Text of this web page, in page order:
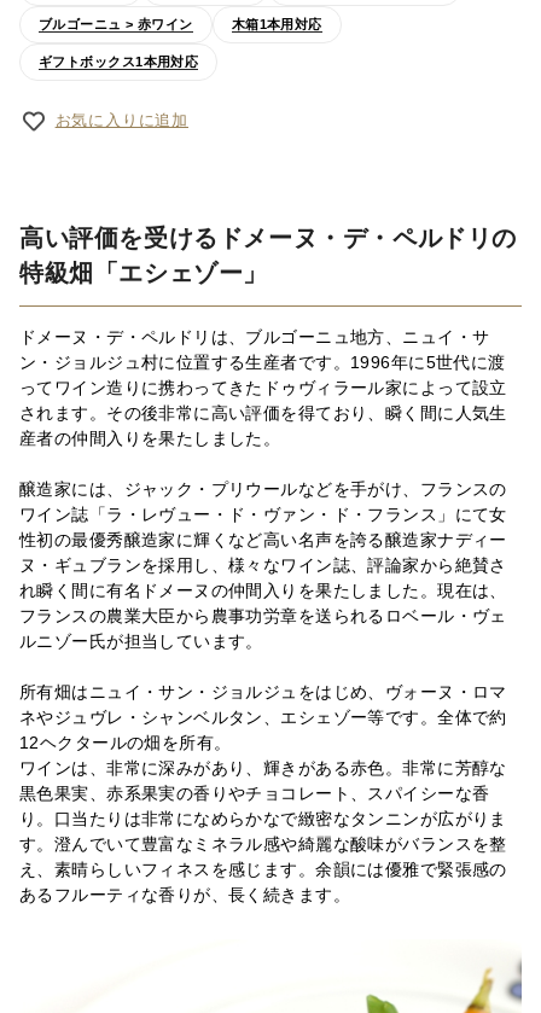
ブルゴーニュ > 赤ワイン 木箱1本用対応
ギフトボックス1本用対応
お気に入りに追加
高い評価を受けるドメーヌ・デ・ペルドリの
特級畑「エシェゾー」
ドメーヌ・デ・ペルドリは、ブルゴーニュ地方、ニュイ・サ
ン・ジョルジュ村に位置する生産者です。1996年に5世代に渡
ってワイン造りに携わってきたドゥヴィラール家によって設立
されます。その後非常に高い評価を得ており、瞬く間に人気生
産者の仲間入りを果たしました。
醸造家には、ジャック・プリウールなどを手がけ、フランスの
ワイン誌「ラ・レヴュー・ド・ヴァン・ド・フランス」にて女
性初の最優秀醸造家に輝くなど高い名声を誇る醸造家ナディー
ヌ・ギュブランを採用し、様々なワイン誌、評論家から絶賛さ
れ瞬く間に有名ドメーヌの仲間入りを果たしました。現在は、
フランスの農業大臣から農事功労章を送られるロベール・ヴェ
ルニゾー氏が担当しています。
所有畑はニュイ・サン・ジョルジュをはじめ、ヴォーヌ・ロマ
ネやジュヴレ・シャンベルタン、エシェゾー等です。全体で約
12ヘクタールの畑を所有。
ワインは、非常に深みがあり、輝きがある赤色。非常に芳醇な
黒色果実、赤系果実の香りやチョコレート、スパイシーな香
り。口当たりは非常になめらかなで緻密なタンニンが広がりま
す。澄んでいて豊富なミネラル感や綺麗な酸味がバランスを整
え、素晴らしいフィネスを感じます。余韻には優雅で緊張感の
あるフルーティな香りが、長く続きます。